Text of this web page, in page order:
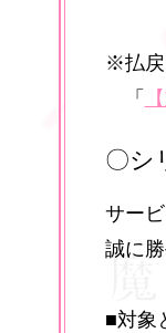
「悪魔
6周年
定！
「∞い
※払戻
「
〇シ
サー
誠に
■対象